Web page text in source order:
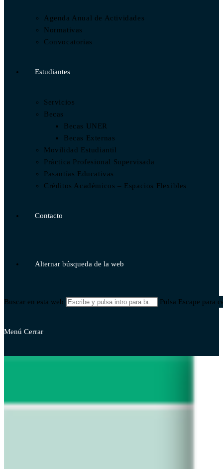
Agenda Anual de Actividades
Normativas
Convocatorias
Estudiantes
Servicios
Becas
Becas UNER
Becas Externas
Movilidad Estudiantil
Práctica Profesional Supervisada
Pasantías Educativas
Créditos Académicos – Espacios Flexibles
Contacto
Alternar búsqueda de la web
Buscar en esta web Pulsa Escape para
Menú Cerrar